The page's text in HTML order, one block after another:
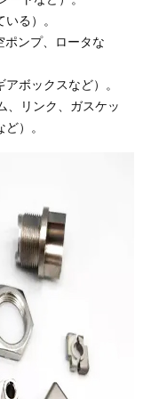
る）。
ポンプ、ロータな
ボックスなど）。
、リンク、ガスケッ
）。